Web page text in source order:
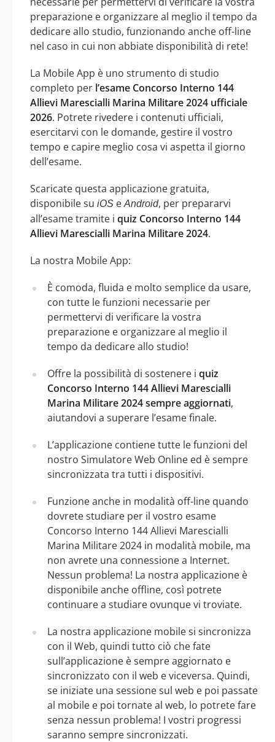
preparazione e organizzare al meglio il tempo da
dedicare allo studio, funzionando anche off-line
nel caso in cui non abbiate disponibilità di rete!
La Mobile App è uno strumento di studio
completo per l’esame Concorso Interno 144
Allievi Marescialli Marina Militare 2024 ufficiale
2026. Potrete rivedere i contenuti ufficiali,
esercitarvi con le domande, gestire il vostro
tempo e capire meglio cosa vi aspetta il giorno
dell’esame.
Scaricate questa applicazione gratuita,
disponibile su iOS eAndroid, per prepararvi
all’esame tramite i quiz Concorso Interno 144
Allievi Marescialli Marina Militare 2024.
La nostra Mobile App:
È comoda, fluida e molto semplice da usare,
con tutte le funzioni necessarie per
permettervi di verificare la vostra
preparazione e organizzare al meglio il
tempo da dedicare allo studio!
Offre la possibilità di sostenere i quiz
Concorso Interno 144 Allievi Marescialli
Marina Militare 2024 sempre aggiornati,
aiutandovi a superare l’esame finale.
L’applicazione contiene tutte le funzioni del
nostro Simulatore Web Online ed è sempre
sincronizzata tra tutti i dispositivi.
Funzione anche in modalità off-line quando
dovrete studiare per il vostro esame
Concorso Interno 144 Allievi Marescialli
Marina Militare 2024 in modalità mobile, ma
non avrete una connessione a Internet.
Nessun problema! La nostra applicazione è
disponibile anche offline, così potrete
continuare a studiare ovunque vi troviate.
La nostra applicazione mobile si sincronizza
con il Web, quindi tutto ciò che fate
sull’applicazione è sempre aggiornato e
sincronizzato con il web e viceversa. Quindi,
se iniziate una sessione sul web e poi passate
al mobile e poi tornate al web, lo potrete fare
senza nessun problema! I vostri progressi
saranno sempre sincronizzati.